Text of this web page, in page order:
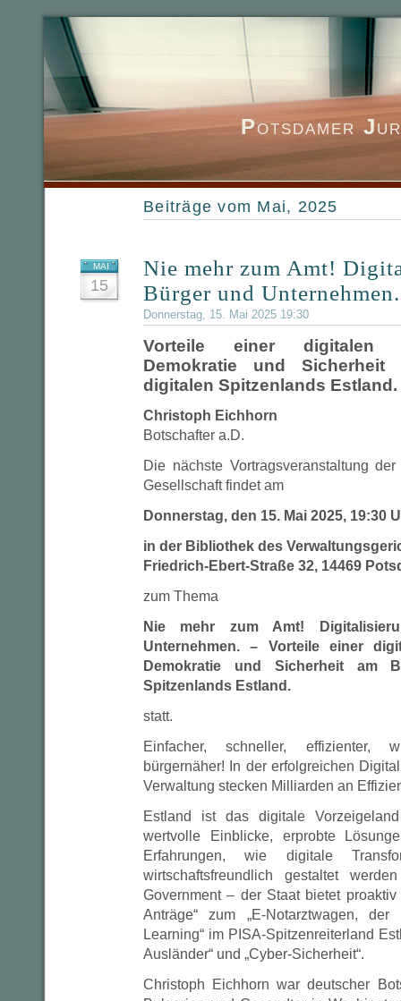
Potsdamer J
Beiträge vom Mai, 2025
MAI
15
Nie mehr zum Amt!
Bürger und Unternehmen.
Donnerstag, 15. Mai 2025 19:30
Vorteile einer digitalen
Demokratie und
digitalen Spitzenlands Estland.
Christoph Eichhorn
Botschafter a.D.
Die nächste Vortragsveranstaltung
Gesellschaft findet am
Donnerstag, den 15. Mai 2025, 19:30
in der Bibliothek des
Friedrich-Ebert-Straße 32, 14469
zum Thema
Nie mehr zum Amt!
Unternehmen. – Vorteile einer
Demokratie und Sicherheit am
Spitzenlands Estland.
statt.
Einfacher, schneller, effizienter,
bürgernäher! In der erfolgreichen
Verwaltung stecken Milliarden an
Estland ist das digitale
wertvolle Einblicke, erprobte
Erfahrungen, wie digitale
wirtschaftsfreundlich gestaltet
Government – der Staat bietet
Anträge“ zum „E-Notarztwagen,
Learning“ im PISA-Spitzenreiterland
Ausländer“ und „Cyber-Sicherheit“.
Christoph Eichhorn war deutscher